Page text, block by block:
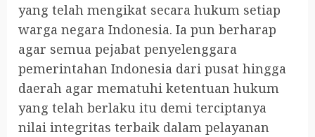
yang telah mengikat secara hukum setiap
warga negara Indonesia. Ia pun berharap
agar semua pejabat penyelenggara
pemerintahan Indonesia dari pusat hingga
daerah agar mematuhi ketentuan hukum
yang telah berlaku itu demi terciptanya
nilai integritas terbaik dalam pelayanan